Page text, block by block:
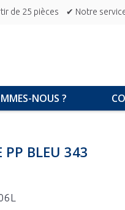
de 25 pièces ✔ Notre
NOUS ?
PP BLEU 343